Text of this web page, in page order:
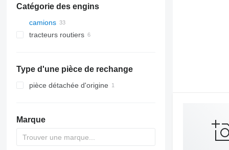
Catégorie des engins
camions
tracteurs routiers
Type d'une pièce de rechange
pièce détachée d'origine
Marque